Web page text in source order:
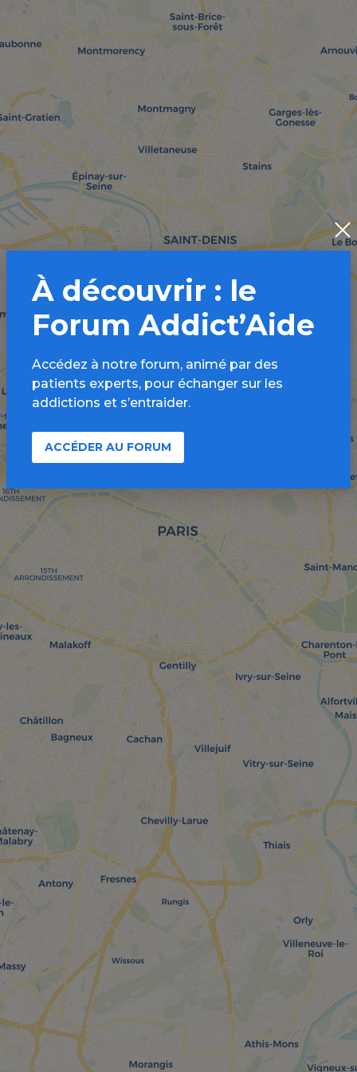
À découvrir : le
Forum Addict’Aide
Accédez à notre forum, animé par des
patients experts, pour échanger sur les
addictions et s’entraider.
ACCÉDER AU FORUM